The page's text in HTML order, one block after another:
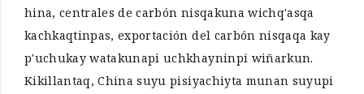
hina, centrales de carbón nisqakuna wichq'asqa
kachkaqtinpas, exportación del carbón nisqaqa kay
p'uchukay watakunapi uchkhayninpi wiñarkun.
Kikillantaq, China suyu pisiyachiyta munan suyupi